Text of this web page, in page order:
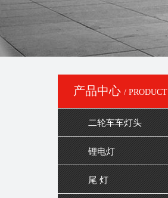
产品中心 / PRODUCT
二轮车车灯头
锂电灯
尾 灯